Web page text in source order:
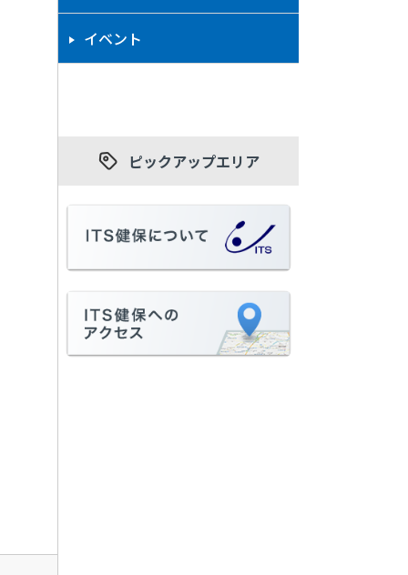
イベント
ピックアップエリア